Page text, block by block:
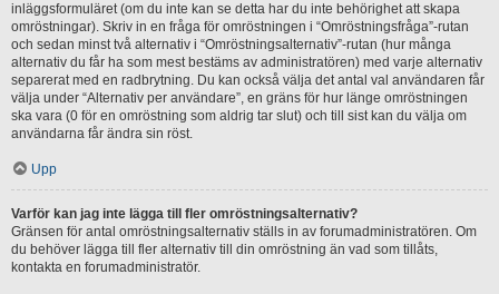
inläggsformuläret (om du inte kan se detta har du inte behörighet att skapa
omröstningar). Skriv in en fråga för omröstningen i “Omröstningsfråga”-rutan
och sedan minst två alternativ i “Omröstningsalternativ”-rutan (hur många
alternativ du får ha som mest bestäms av administratören) med varje alternativ
separerat med en radbrytning. Du kan också välja det antal val användaren får
välja under “Alternativ per användare”, en gräns för hur länge omröstningen
ska vara (0 för en omröstning som aldrig tar slut) och till sist kan du välja om
användarna får ändra sin röst.
Upp
Varför kan jag inte lägga till fler omröstningsalternativ?
Gränsen för antal omröstningsalternativ ställs in av forumadministratören. Om
du behöver lägga till fler alternativ till din omröstning än vad som tillåts,
kontakta en forumadministratör.